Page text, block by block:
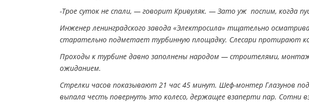
-Трое суток не спали, — говорит Кривуляк. — Зато уж поспим, когда
Инженер ленинградского завода «Электросила» тщательно
старательно подметает турбинную площадку. Слесари протирают
Проходы к турбине давно заполнены народом — строителями,
ожиданием.
Стрелки часов показывают 21 час 45 минут. Шеф-монтер Глазунов
выпала честь повернуть это колесо, держащее взаперти пар. Сотни